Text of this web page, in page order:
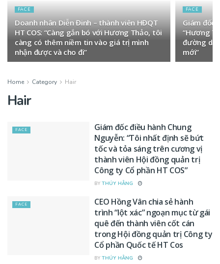
FACE
Doanh nhân Diễn Đinh – thành viên HĐQT
HT COS: “Càng gắn bó với Hương Thảo, tôi
càng có thêm niềm tin vào giá trị mình
nhận được và cho đi”
FACE
Giám đốc
“Hương
đường
mới”
Home Category Hair
Hair
FACE
Giám đốc điều hành Chung
Nguyễn: “Tôi nhất định sẽ bứt
tốc và tỏa sáng trên cương vị
thành viên Hội đồng quản trị
Công ty Cổ phần HT COS”
BY THÚY HẰNG
FACE
CEO Hồng Vân chia sẻ hành
trình “lột xác” ngoạn mục từ gái
quê đến thành viên cốt cán
trong Hội đồng quản trị Công ty
Cổ phần Quốc tế HT Cos
BY THÚY HẰNG